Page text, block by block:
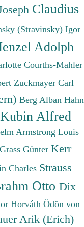
Claudius
(Stravinsky) Igor
Adolph
Courths-Mahler
Zuckmayer Carl
Berg Alban Hahn
Kubin Alfred
Armstrong Louis
Grass Günter Kerr
Charles Strauss
Otto Dix
Horváth Ödön von
Arik (Erich)